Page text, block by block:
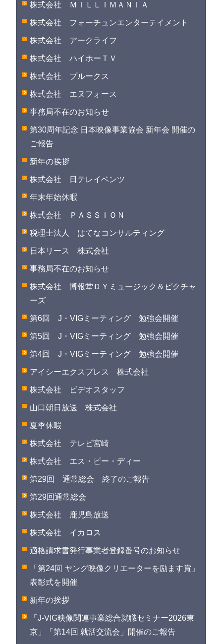
株式会社 ＭＩＬＬＩＭＡＮＩＡ
株式会社 フォーチュンエンターテイメント
株式会社 アークライフ
株式会社 ハイホーＴＶ
株式会社 プルークス
株式会社 エヌフォース
事務局不在のお知らせ
第30周年記念 日本映像事業協会 新年会 開催の
ご報告
新年の挨拶
株式会社 日テレイベンツ
年末年始休暇
株式会社 ＰＡＳＳＩＯＮ
税理士法人 はてなコンサルティング
日本リース 株式会社
事務局不在のお知らせ
株式会社 博報堂ＤＹミュージック＆ピクチャ
ーズ
第6回 J・VIGミーティング 勉強会開催
第5回 J・VIGミーティング 勉強会開催
第4回 J・VIGミーティング 勉強会開催
アイシーエクスプレス 株式会社
株式会社 ビデオスタッフ
山口朝日放送 株式会社
夏季休暇
株式会社 テレビ宮崎
株式会社 エス・ピー・ディー
第29回 通常総会 終了のご報告
第29回通常総会
株式会社 鹿児島放送
株式会社 イカロス
適格請求書発行事業者登録番号のお知らせ
「第24回 ヤング映像クリエーターを励ます賞」
表彰式を開催
新年の挨拶
「J-VIG映像関連事業総合就職セミナー2026東
京」「第14回 就活交流会」開催のご報告